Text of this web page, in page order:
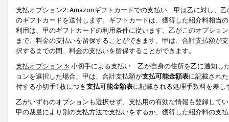
支払オプション2: Amazonギフトカードでの支払い 甲は乙に対し、乙
のギフトカードを送付します。ギフトカードは、獲得した紹介料相当
利用は、甲のギフトカードの利用条件に従います。乙がこのオプショ
まで、料金の支払いを留保することができます。甲は、合計支払額が
択するまでの間、料金の支払いを留保することができます。
支払オプション 3: 小切手による支払い 乙が自身の住所を乙に通知し
ョンを選択した場合、甲は、合計支払額が支払可能金額表に記載され
付する小切手1枚につき支払可能金額表に記載される処理手数料を差し
乙がいずれのオプションも選択せず、支払用の有効な情報も登録して
甲の裁量により別の支払方法で支払いをするか、獲得した紹介料の支